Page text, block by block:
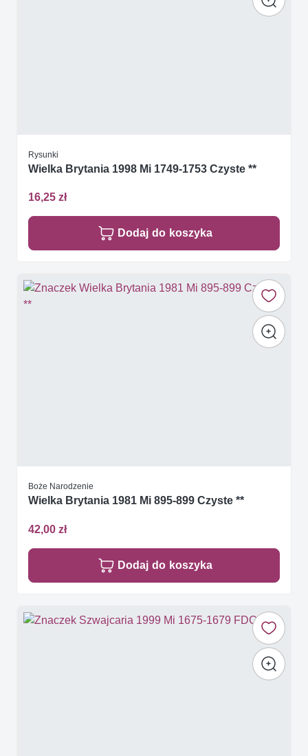
Rysunki
Wielka Brytania 1998 Mi 1749-1753 Czyste **
16,25 zł
Dodaj do koszyka
Boże Narodzenie
Wielka Brytania 1981 Mi 895-899 Czyste **
42,00 zł
Dodaj do koszyka